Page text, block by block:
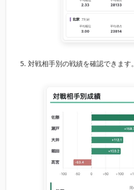
対戦相手別の戦績を確認できます。